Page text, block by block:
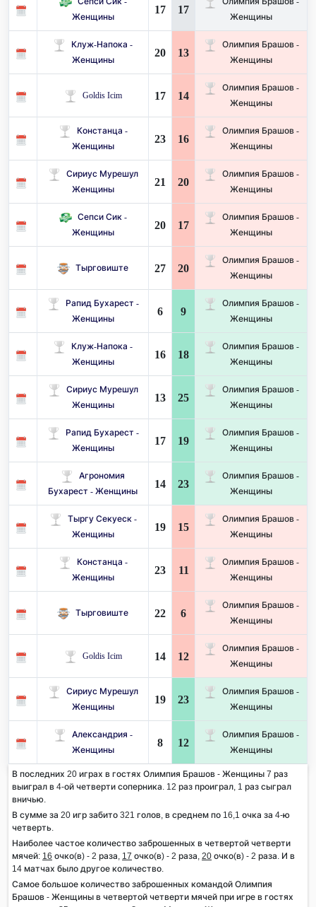
Женщины
17 17
Женщины
Клуж-Напока -
Женщины
20 13
Олимпия Брашов -
Женщины
Goldis Icim 17 14
Олимпия Брашов -
Женщины
Констанца -
Женщины
23 16
Олимпия Брашов -
Женщины
Сириус Мурешул
Женщины
21 20
Олимпия Брашов -
Женщины
Сепси Сик -
Женщины
20 17
Олимпия Брашов -
Женщины
Тырговиште 27 20
Олимпия Брашов -
Женщины
Рапид Бухарест -
Женщины
6 9
Олимпия Брашов -
Женщины
Клуж-Напока -
Женщины
16 18
Олимпия Брашов -
Женщины
Сириус Мурешул
Женщины
13 25
Олимпия Брашов -
Женщины
Рапид Бухарест -
Женщины
17 19
Олимпия Брашов -
Женщины
Агрономия
Бухарест - Женщины
14 23
Олимпия Брашов -
Женщины
Тыргу Секуеск -
Женщины
19 15
Олимпия Брашов -
Женщины
Констанца -
Женщины
23 11
Олимпия Брашов -
Женщины
Тырговиште 22 6
Олимпия Брашов -
Женщины
Goldis Icim 14 12
Олимпия Брашов -
Женщины
Сириус Мурешул
Женщины
19 23
Олимпия Брашов -
Женщины
Александрия -
Женщины
8 12
Олимпия Брашов -
Женщины
В последних 20 играх в гостях Олимпия Брашов - Женщины 7 раз
выиграл в 4-ой четверти соперника. 12 раз проиграл, 1 раз сыграл
вничью.
В сумме за 20 игр забито 321 голов, в среднем по 16,1 очка за 4-ю
четверть.
Наиболее частое количество заброшенных в четвертой четверти
мячей: 16 очко(в) - 2 раза, 17 очко(в) - 2 раза, 20 очко(в) - 2 раза. И в
14 матчах было другое количество.
Самое большое количество заброшенных командой Олимпия
Брашов - Женщины в четвертой четверти мячей при игре в гостях